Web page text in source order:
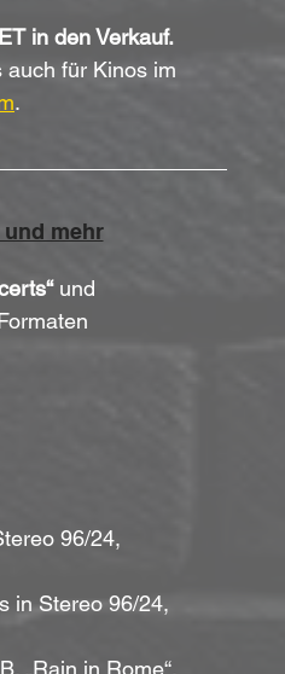
in den Verkauf.
für Kinos im
.
mehr
und
96/24,
in Stereo 96/24,